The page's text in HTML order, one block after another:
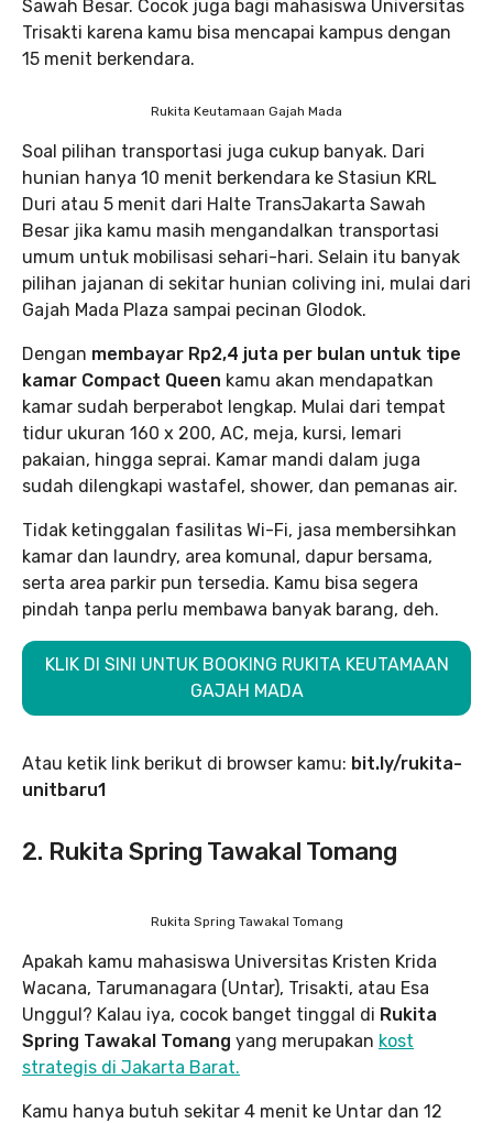
Sawah Besar. Cocok juga bagi mahasiswa Universitas
Trisakti karena kamu bisa mencapai kampus dengan
15 menit berkendara.
Rukita Keutamaan Gajah Mada
Soal pilihan transportasi juga cukup banyak. Dari
hunian hanya 10 menit berkendara ke Stasiun KRL
Duri atau 5 menit dari Halte TransJakarta Sawah
Besar jika kamu masih mengandalkan transportasi
umum untuk mobilisasi sehari-hari. Selain itu banyak
pilihan jajanan di sekitar hunian coliving ini, mulai dari
Gajah Mada Plaza sampai pecinan Glodok.
Dengan membayar Rp2,4 juta per bulan untuk tipe
kamar Compact Queen kamu akan mendapatkan
kamar sudah berperabot lengkap. Mulai dari tempat
tidur ukuran 160 x 200, AC, meja, kursi, lemari
pakaian, hingga seprai. Kamar mandi dalam juga
sudah dilengkapi wastafel, shower, dan pemanas air.
Tidak ketinggalan fasilitas Wi-Fi, jasa membersihkan
kamar dan laundry, area komunal, dapur bersama,
serta area parkir pun tersedia. Kamu bisa segera
pindah tanpa perlu membawa banyak barang, deh.
KLIK DI SINI UNTUK BOOKING RUKITA KEUTAMAAN
GAJAH MADA
Atau ketik link berikut di browser kamu: bit.ly/rukita-
unitbaru1
2. Rukita Spring Tawakal Tomang
Rukita Spring Tawakal Tomang
Apakah kamu mahasiswa Universitas Kristen Krida
Wacana, Tarumanagara (Untar), Trisakti, atau Esa
Unggul? Kalau iya, cocok banget tinggal di Rukita
Spring Tawakal Tomang yang merupakan kost
strategis di Jakarta Barat.
Kamu hanya butuh sekitar 4 menit ke Untar dan 12